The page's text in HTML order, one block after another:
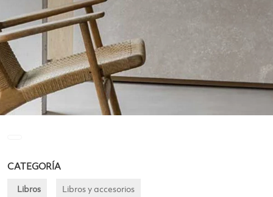
CATEGORÍA
Libros Libros y accesorios